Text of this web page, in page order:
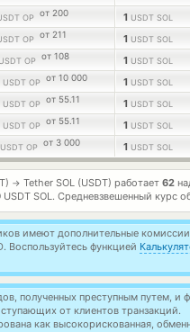
OP от 200 1 USDT SOL
OP от 211 1 USDT SOL
USDT OP от 108 1 USDT SOL
USDT OP от 10 000 1 USDT SOL
USDT OP от 55.11 1 USDT SOL
USDT OP от 55.11 1 USDT SOL
USDT OP от 3 000 1 USDT SOL
→ Tether SOL (USDT) работает 62
USDT SOL. Средневзвешенный курс
имеют дополнительные
Воспользуйтесь функцией
полученных преступным путем,
от клиентов транзакций.
как высокорискованная,